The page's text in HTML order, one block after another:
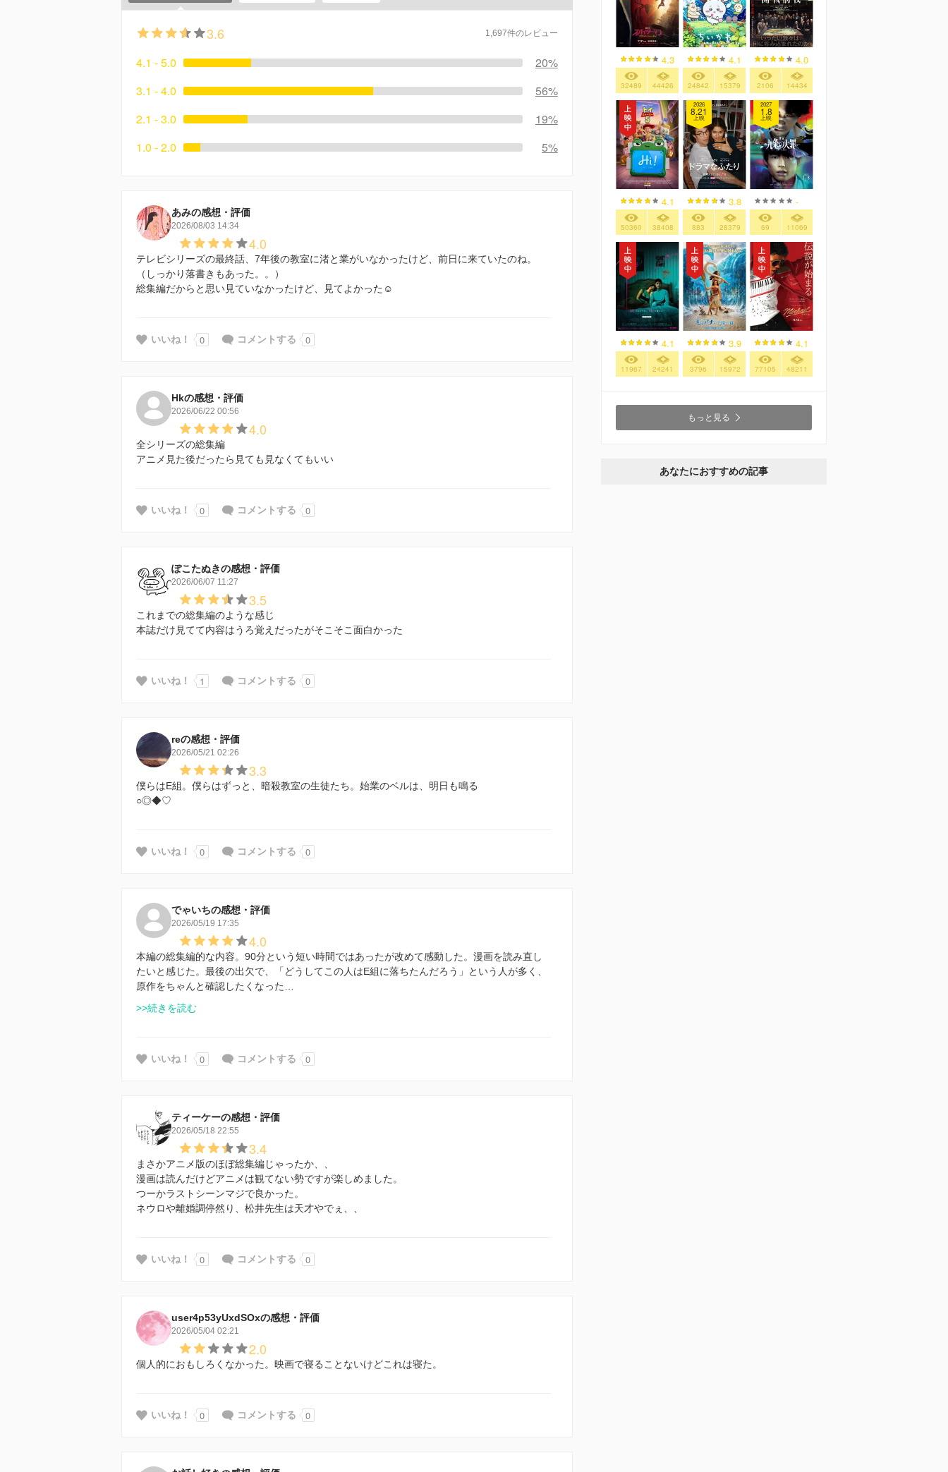
3.6 1,697件のレビュー
4.1 - 5.0
20%
3.1 - 4.0
56%
2.1 - 3.0
19%
1.0 - 2.0
5%
あみの感想・評価
2026/08/03 14:34
4.0
テレビシリーズの最終話、7年後の教室に渚と業がいなかったけど、前日に来ていたのね。
（しっかり落書きもあった。。）
総集編だからと思い見ていなかったけど、見てよかった☺️
いいね！ 0 コメントする 0
Hkの感想・評価
2026/06/22 00:56
4.0
全シリーズの総集編
アニメ見た後だったら見ても見なくてもいい
いいね！ 0 コメントする 0
ぽこたぬきの感想・評価
2026/06/07 11:27
3.5
これまでの総集編のような感じ
本誌だけ見てて内容はうろ覚えだったがそこそこ面白かった
いいね！ 1 コメントする 0
reの感想・評価
2026/05/21 02:26
3.3
僕らはE組。僕らはずっと、暗殺教室の生徒たち。始業のベルは、明日も鳴る
○◎◆♡
いいね！ 0 コメントする 0
でゃいちの感想・評価
2026/05/19 17:35
4.0
本編の総集編的な内容。90分という短い時間ではあったが改めて感動した。漫画を読み直し
たいと感じた。最後の出欠で、「どうしてこの人はE組に落ちたんだろう」という人が多く、
原作をちゃんと確認したくなった…
>>続きを読む
いいね！ 0 コメントする 0
ティーケーの感想・評価
2026/05/18 22:55
3.4
まさかアニメ版のほぼ総集編じゃったか、、
漫画は読んだけどアニメは観てない勢ですが楽しめました。
つーかラストシーンマジで良かった。
ネウロや離婚調停然り、松井先生は天才やでぇ、、
いいね！ 0 コメントする 0
user4p53yUxdSOxの感想・評価
2026/05/04 02:21
2.0
個人的におもしろくなかった。映画で寝ることないけどこれは寝た。
いいね！ 0 コメントする 0
4.3
32489 44426
4.1
24842 15379
4.0
2106 14434
4.1
50360 38408
2026
8.21
上映
3.8
883 28379
2027
1.8
上映
-
69 11069
4.1
11967 24241
3.9
3796 15972
4.1
77105 48211
もっと見る
あなたにおすすめの記事